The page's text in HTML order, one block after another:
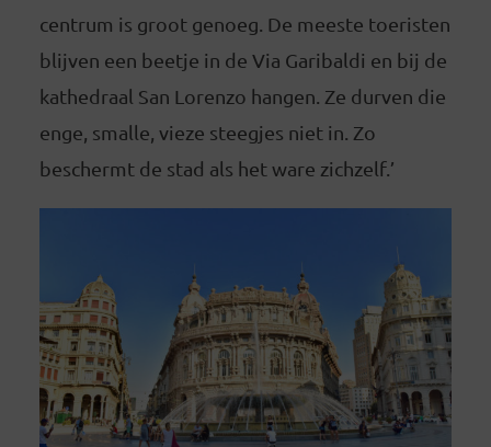
centrum is groot genoeg. De meeste toeristen
blijven een beetje in de Via Garibaldi en bij de
kathedraal San Lorenzo hangen. Ze durven die
enge, smalle, vieze steegjes niet in. Zo
beschermt de stad als het ware zichzelf.’